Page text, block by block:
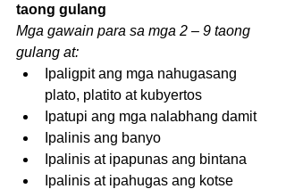
taong gulang
Mga gawain para sa mga 2 – 9 taong
gulang at:
Ipaligpit ang mga nahugasang
plato, platito at kubyertos
Ipatupi ang mga nalabhang damit
Ipalinis ang banyo
Ipalinis at ipapunas ang bintana
Ipalinis at ipahugas ang kotse